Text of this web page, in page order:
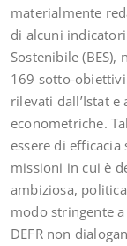
materialmente
di alcuni
Sostenibile
169 sotto-obiettivi
rilevati dall’Istat
econometriche.
essere di
missioni in cui è
ambiziosa,
modo stringente
DEFR non